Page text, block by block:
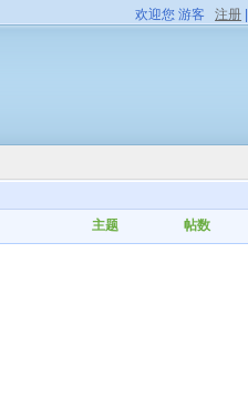
欢迎您 游客注册
主题 帖数